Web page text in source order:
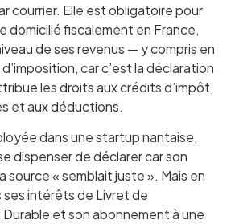
courrier. Elle est obligatoire pour
domicilié fiscalement en France,
de ses revenus — y compris en
car c’est la déclaration
les droits aux crédits d’impôt,
et aux déductions.
dans une startup nantaise,
dispenser de déclarer car son
source « semblait juste ». Mais en
ses intérêts de Livret de
et son abonnement à une